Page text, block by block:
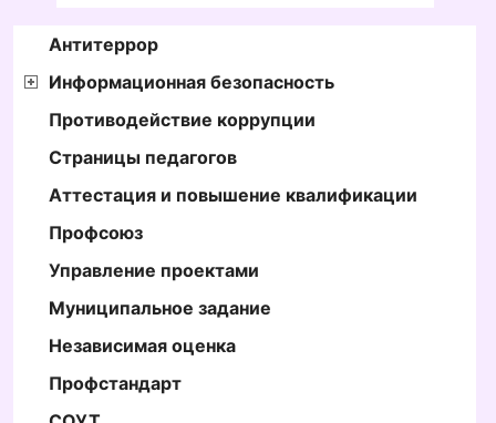
Антитеррор
Информационная безопасность
Противодействие коррупции
Страницы педагогов
Аттестация и повышение квалификации
Профсоюз
Управление проектами
Муниципальное задание
Независимая оценка
Профстандарт